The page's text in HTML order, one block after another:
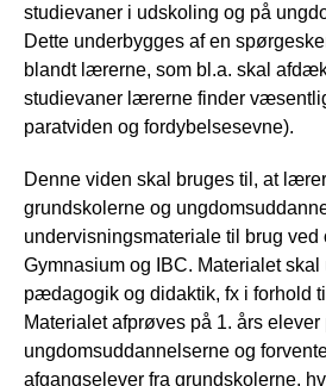
studievaner i udskoling og på
Dette underbygges af en
blandt lærerne, som bl.a. skal
studievaner lærerne finder
paratviden og fordybelsesevne).
Denne viden skal bruges til, at
grundskolerne og
undervisningsmateriale til brug ved
Gymnasium og IBC. Materialet
pædagogik og didaktik, fx i forhold
Materialet afprøves på 1. års elever
ungdomsuddannelserne og
afgangselever fra grundskolerne,